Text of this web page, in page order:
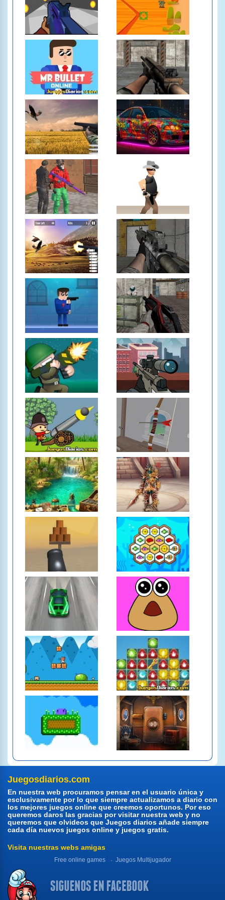
Juegosdiarios.com
En nuestra web procuramos pensar en el usuario única y
esclusivamente por lo que siempre actualizamos a diario con
los mejores juegos online que creemos oportunos. Por eso
queremos daros las gracias por visitar nuestra web y no
queremos que olvideos que Juegos diarios añade siempre
cada día nuevos juegos online y juegos gratis.
Visita nuestras webs amigas
Free online games Juegos Multijugador